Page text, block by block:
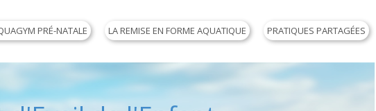
PRÉ-NATALE LA REMISE EN FORME AQUATIQUE PRATIQUES PARTAGÉES